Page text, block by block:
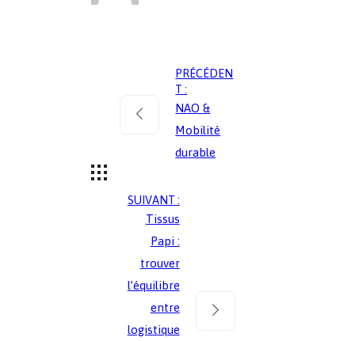
PRÉCÉDEN
T :
NAO &
Mobilité
durable
SUIVANT :
Tissus
Papi :
trouver
l’équilibre
entre
logistique